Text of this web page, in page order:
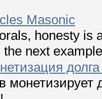
Masonic
honesty is
next